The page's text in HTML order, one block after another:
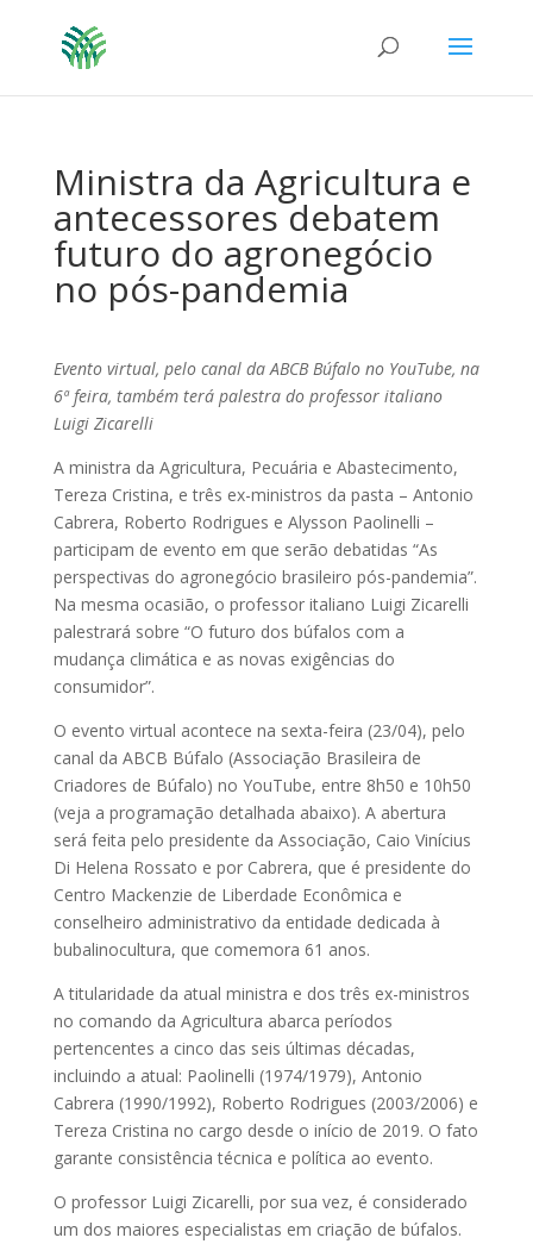
Ministra da Agricultura e
antecessores debatem
futuro do agronegócio
no pós-pandemia
Evento virtual, pelo canal da ABCB Búfalo no YouTube, na
6ª feira, também terá palestra do professor italiano
Luigi Zicarelli
A ministra da Agricultura, Pecuária e Abastecimento,
Tereza Cristina, e três ex-ministros da pasta – Antonio
Cabrera, Roberto Rodrigues e Alysson Paolinelli –
participam de evento em que serão debatidas “As
perspectivas do agronegócio brasileiro pós-pandemia”.
Na mesma ocasião, o professor italiano Luigi Zicarelli
palestrará sobre “O futuro dos búfalos com a
mudança climática e as novas exigências do
consumidor”.
O evento virtual acontece na sexta-feira (23/04), pelo
canal da ABCB Búfalo (Associação Brasileira de
Criadores de Búfalo) no YouTube, entre 8h50 e 10h50
(veja a programação detalhada abaixo). A abertura
será feita pelo presidente da Associação, Caio Vinícius
Di Helena Rossato e por Cabrera, que é presidente do
Centro Mackenzie de Liberdade Econômica e
conselheiro administrativo da entidade dedicada à
bubalinocultura, que comemora 61 anos.
A titularidade da atual ministra e dos três ex-ministros
no comando da Agricultura abarca períodos
pertencentes a cinco das seis últimas décadas,
incluindo a atual: Paolinelli (1974/1979), Antonio
Cabrera (1990/1992), Roberto Rodrigues (2003/2006) e
Tereza Cristina no cargo desde o início de 2019. O fato
garante consistência técnica e política ao evento.
O professor Luigi Zicarelli, por sua vez, é considerado
um dos maiores especialistas em criação de búfalos.